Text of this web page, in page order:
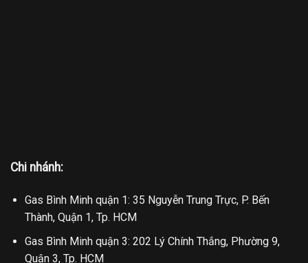
Chi nhánh:
Gas Bình Minh quận 1: 35 Nguyễn Trung Trực, P. Bến
Thành, Quận 1, Tp. HCM
Gas Bình Minh quận 3: 202 Lý Chính Thắng, Phường 9,
Quận 3, Tp. HCM